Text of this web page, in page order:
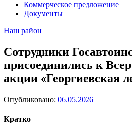
Коммерческое предложение
Документы
Наш район
Сотрудники
присоединились к
акции «Георгиевская
Опубликовано: 06.05.2026
Кратко